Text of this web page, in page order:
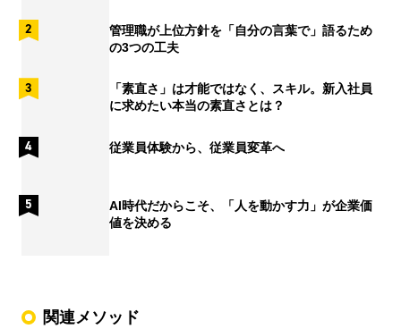
管理職が上位方針を「自分の言葉で」語るため
の3つの工夫
「素直さ」は才能ではなく、スキル。新入社員
に求めたい本当の素直さとは？
従業員体験から、従業員変革へ
AI時代だからこそ、「人を動かす力」が企業価
値を決める
関連メソッド